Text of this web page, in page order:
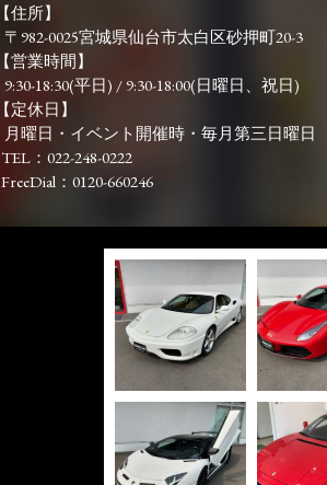
【住所】
〒982-0025宮城県仙台市太白区砂押町20-3
【営業時間】
9:30-18:30(平日) / 9:30-18:00(日曜日、祝日)
【定休日】
月曜日・イベント開催時・毎月第三日曜日
TEL：022-248-0222
FreeDial：0120-660246